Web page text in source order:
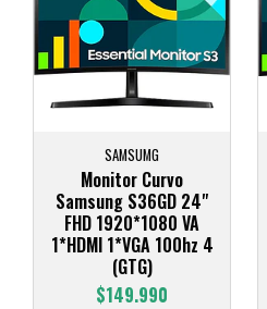
SAMSUMG
Monitor Curvo
Samsung S36GD 24"
FHD 1920*1080 VA
1*HDMI 1*VGA 100hz 4
(GTG)
$149.990